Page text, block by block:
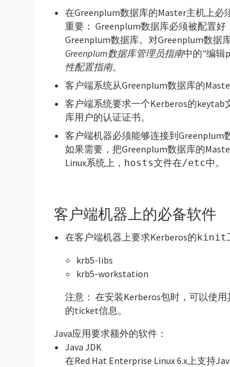
在Greenplum数据库的Master主机上必
重要： Greenplum数据库必须被配置
Greenplum数据库。对Greenplum数据
Greenplum数据库管理员指南中的"编辑
性配置指南。
客户端系统从Greenplum数据库的
客户端系统要求一个Kerberos的
库用户的认证证书。
客户端机器必须能够连接到Greenplum
如果需要，把Greenplum数据库的
Linux系统上， hosts文件在/etc中。
客户端机器上的必备软件
在客户端机器上要求Kerberos的kinit
krb5-libs
krb5-workstation
注意： 在安装Kerberos包时，可以使
的ticket信息。
Java应用要求额外的软件：
Java JDK
在Red Hat Enterprise Linux 6.x上支持